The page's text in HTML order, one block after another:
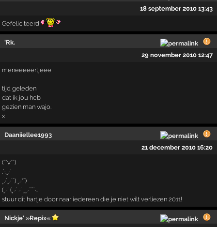
18 september 2010 13:43
Gefeliciteerd
'Rk.
29 november 2010 12:47
meneeeeertjeee
tijd geleden
dat ik jou heb
gezien man wajo.
x
Daaniiellee1993
21 december 2010 16:20
(¯`v´¯)
.`·.¸.·´
¸.·´¸.·´¨) ¸.·*¨)
(¸.·´ (¸.·´ .·´ ¸¸.·¨¯`·..
stuur dit hartje door naar iedereen die je niet wilt verliezen 2011!
Nickje' »Repix«